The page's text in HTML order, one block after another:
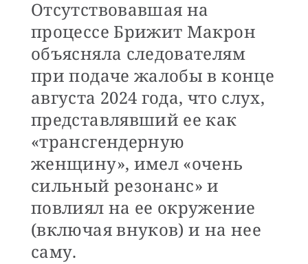
Отсутствовавшая на
процессе Брижит Макрон
объясняла следователям
при подаче жалобы в конце
августа 2024 года, что слух,
представлявший ее как
«трансгендерную
женщину», имел «очень
сильный резонанс» и
повлиял на ее окружение
(включая внуков) и на нее
саму.